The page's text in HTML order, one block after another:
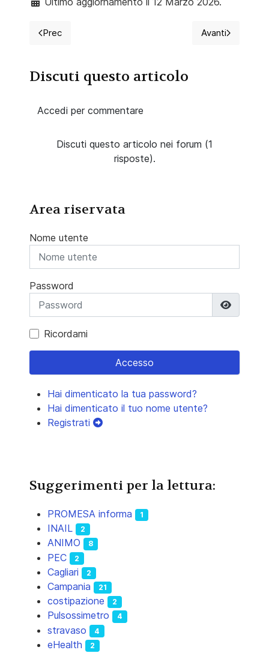
Articolo precedente: 2026 Corso FAD da 5 crediti
Prec Articolo
Avanti
Discuti questo articolo
Accedi per commentare
Discuti questo articolo nei forum (1
risposte).
Area riservata
Nome utente
Password
Ricordami
Accesso
Hai dimenticato la tua password?
Hai dimenticato il tuo nome utente?
Registrati
Suggerimenti per la lettura:
PROMESA informa 1
INAIL 2
ANIMO 8
PEC 2
Cagliari 2
Campania 21
costipazione 2
Pulsossimetro 4
stravaso 4
eHealth 2